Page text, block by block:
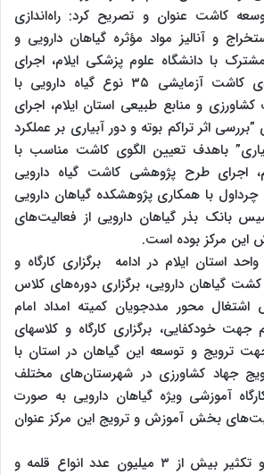
کاشت عنوان و تصریح کرد: راه‌اندازی
و آنالیز مواد مؤثره گیاهان دارویی و
با دانشگاه علوم پزشکی ایلام، اجرای
طرح تحقیقاتی کاربردی کاشت آزمایشی ۳۵ نوع گیاه دارویی با
و منابع طبیعی استان ایلام، اجرای
اثر تراکم بوته و دور آبیاری بر عملکرد
باهدف تعیین الگوی کاشت مناسب با
اجرای طرح پژوهشی کاشت گیاه دارویی
چرداول با همکاری پژوهشکده گیاهان دارویی
بانک بذر گیاهان دارویی از فعالیت‌های
این مرکز بوده است.
استان ایلام در ادامه برگزاری کارگاه و
گیاهان دارویی، برگزاری دوره‌های کلاس
محور مددجویان کمیته امداد امام
جهت خودکفایی، برگزاری کارگاه و کلاسهای
ترویج و توسعه این گیاهان در استان با
جهاد کشاورزی در شهرستان‌های مختلف
کارگاه آموزشی ویژه گیاهان دارویی به صورت
بخش آموزش و ترویج این مرکز عنوان
مهری‌پور گفت: تولید و تکثیر بیش از ۳ میلیون عدد انواع قلمه و